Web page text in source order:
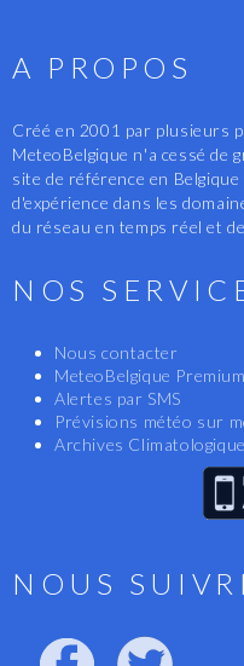
A PROPOS
Créé en 2001 par plusieurs
MeteoBelgique n'a cessé de
site de référence en
d'expérience dans les
du réseau en temps réel et
NOS
Nous contacter
MeteoBelgique Premium
Alertes par SMS
Prévisions météo sur
Archives
NOUS